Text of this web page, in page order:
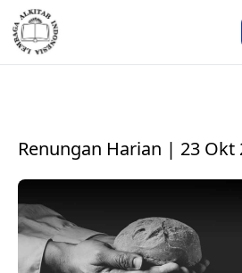
Renungan Harian | 23 Okt